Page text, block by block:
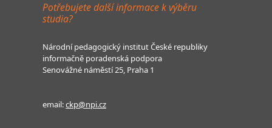
Potřebujete další informace k výběru
studia?
Národní pedagogický institut České republiky
informačně poradenská podpora
Senovážné náměstí 25, Praha 1
email:ckp@npi.cz